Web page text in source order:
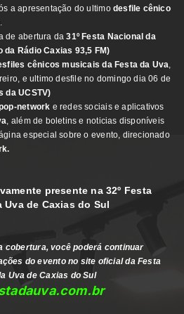
a apresentação do ultimo desfile cênico
de abertura da31º Festa Nacional da
Rádio Caxias 93,5 FM)
cênicos musicais da Festa da Uva
e ultimo desfile no domingo dia 06 de
da UCSTV)
network e redes sociais e aplicativos
, além de boletins e noticias disponíveis
especial sobre o evento, direcionado
presente na 32º Festa
Uva de Caxias do Sul
cobertura, você poderá continuar
do evento no site oficial da Festa
Uva de Caxias do Sul